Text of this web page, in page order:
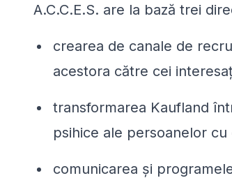
A.C.C.E.S. are la bază trei
crearea de canale de
acestora către cei
transformarea Kaufland
psihice ale persoanelor cu
comunicarea și